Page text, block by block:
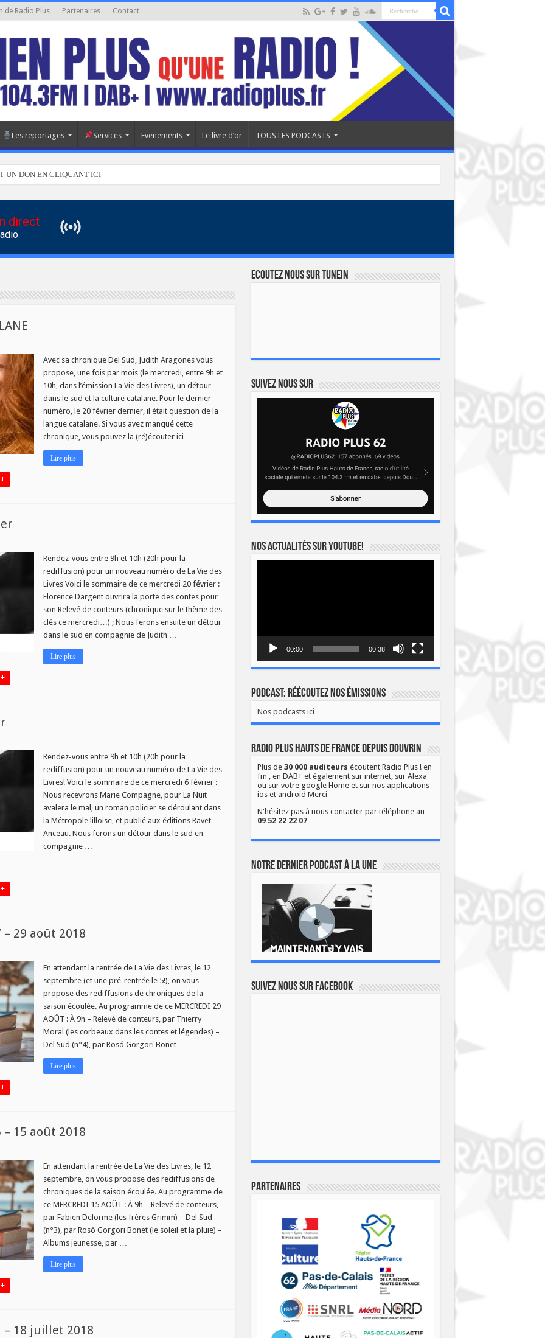
de Radio Plus Partenaires Contact
Les reportages Services Evenements Le livre d’or TOUS LES PODCASTS
UN DON EN CLIQUANT ICI
direct
Avec sa chronique Del Sud, Judith Aragones vous
propose, une fois par mois (le mercredi, entre 9h et
10h, dans l’émission La Vie des Livres), un détour
dans le sud et la culture catalane. Pour le dernier
numéro, le 20 février dernier, il était question de la
langue catalane. Si vous avez manqué cette
chronique, vous pouvez la (ré)écouter ici …
Lire plus
Rendez-vous entre 9h et 10h (20h pour la
rediffusion) pour un nouveau numéro de La Vie des
Livres Voici le sommaire de ce mercredi 20 février :
Florence Dargent ouvrira la porte des contes pour
son Relevé de conteurs (chronique sur le thème des
clés ce mercredi…) ; Nous ferons ensuite un détour
dans le sud en compagnie de Judith …
Lire plus
Rendez-vous entre 9h et 10h (20h pour la
rediffusion) pour un nouveau numéro de La Vie des
Livres! Voici le sommaire de ce mercredi 6 février :
Nous recevrons Marie Compagne, pour La Nuit
avalera le mal, un roman policier se déroulant dans
la Métropole lilloise, et publié aux éditions Ravet-
Anceau. Nous ferons un détour dans le sud en
compagnie …
– 29 août 2018
En attendant la rentrée de La Vie des Livres, le 12
septembre (et une pré-rentrée le 5!), on vous
propose des rediffusions de chroniques de la
saison écoulée. Au programme de ce MERCREDI 29
AOÛT : À 9h – Relevé de conteurs, par Thierry
Moral (les corbeaux dans les contes et légendes) –
Del Sud (n°4), par Rosó Gorgori Bonet …
Lire plus
– 15 août 2018
En attendant la rentrée de La Vie des Livres, le 12
septembre, on vous propose des rediffusions de
chroniques de la saison écoulée. Au programme de
ce MERCREDI 15 AOÛT : À 9h – Relevé de conteurs,
par Fabien Delorme (les frères Grimm) – Del Sud
(n°3), par Rosó Gorgori Bonet (le soleil et la pluie) –
Albums jeunesse, par …
Lire plus
– 18 juillet 2018
Ecoutez nous sur TuneIn
Suivez nous sur
Nos actualités sur YOUTUBE!
00:00 00:38
Podcast: Réécoutez nos émissions
Nos podcasts ici
Radio Plus Hauts de France depuis Douvrin
Plus de 30 000 auditeurs écoutent Radio Plus ! en
fm , en DAB+ et également sur internet, sur Alexa
ou sur votre google Home et sur nos applications
ios et android Merci
N'hésitez pas à nous contacter par téléphone au
09 52 22 22 07
Notre dernier podcast à la une
Suivez nous sur Facebook
Partenaires